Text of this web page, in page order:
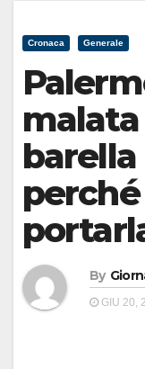
Cronaca Generale
By
GIU 20,